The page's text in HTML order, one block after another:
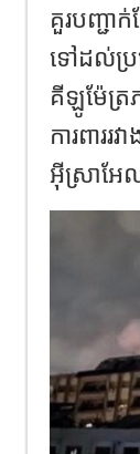
គួរបញ្ជា
ទៅដល់ប្រ
គីឡូម៉ែត្រ
ការពារ
អ៊ីស្រាអែ